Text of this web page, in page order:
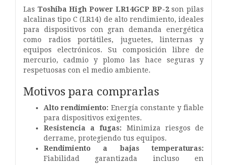
Las Toshiba High Power LR14GCP BP-2son pilas
alcalinas tipo C (LR14) de alto rendimiento, ideales
para dispositivos con gran demanda energética
como radios portátiles, juguetes, linternas y
equipos electrónicos. Su composición libre de
mercurio, cadmio y plomo las hace seguras y
respetuosas con el medio ambiente.
Motivos para comprarlas
Alto rendimiento: Energía constante y fiable
para dispositivos exigentes.
Resistencia a fugas: Minimiza riesgos de
derrame, protegiendo tus equipos.
Rendimiento a bajas temperaturas:
Fiabilidad garantizada incluso en